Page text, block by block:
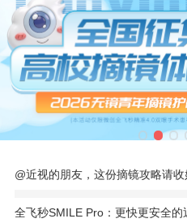
@近视的朋友，这份摘镜攻略请收
全飞秒SMILE Pro：更快更安全的